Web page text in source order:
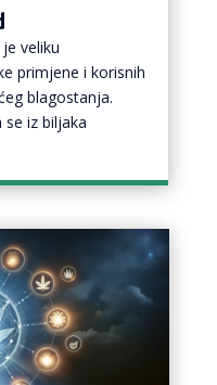
veliku
primjene i korisnih
blagostanja.
iz biljaka